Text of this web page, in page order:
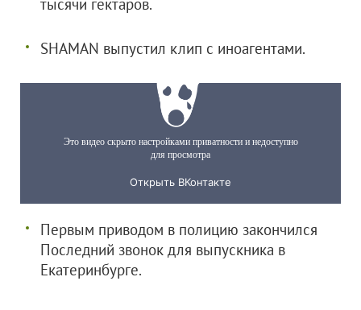
SHAMAN выпустил клип с иноагентами.
Первым приводом в полицию закончился
Последний звонок для выпускника в
Екатеринбурге.